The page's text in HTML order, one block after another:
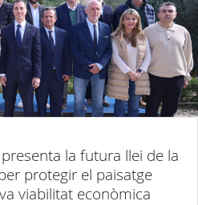
la futura llei de la
el paisatge
viabilitat econòmica